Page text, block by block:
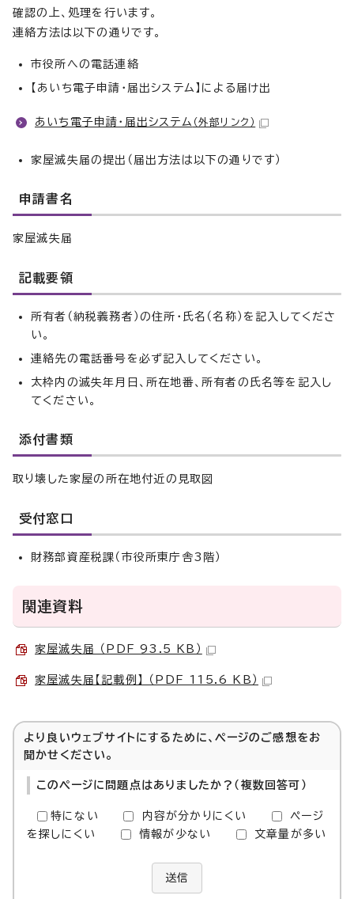
確認の上、処理を行います。
連絡方法は以下の通りです。
市役所への電話連絡
【あいち電子申請・届出システム】による届け出
あいち電子申請・届出システム （外部リンク）
家屋滅失届の提出（届出方法は以下の通りです）
申請書名
家屋滅失届
記載要領
所有者（納税義務者）の住所・氏名（名称）を記入してくださ
い。
連絡先の電話番号を必ず記入してください。
太枠内の滅失年月日、所在地番、所有者の氏名等を記入し
てください。
添付書類
取り壊した家屋の所在地付近の見取図
受付窓口
財務部資産税課（市役所東庁舎3階）
関連資料
家屋滅失届 （PDF 93.5 KB）
家屋滅失届【記載例】 （PDF 115.6 KB）
より良いウェブサイトにするために、ページのご感想をお
聞かせください。
このページに問題点はありましたか？（複数回答可）
特にない 内容が分かりにくい
ページ
を探しにくい
情報が少ない 文章量が多い
送信